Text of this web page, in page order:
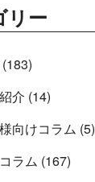
リー
介 (14)
向けコラム (5)
ラム (167)